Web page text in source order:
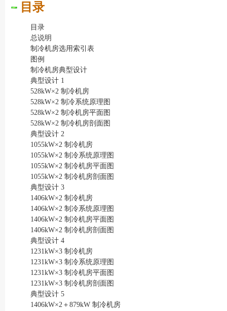
目录
目录
总说明
制冷机房选用索引表
图例
制冷机房典型设计
典型设计 1
528kW×2 制冷机房
528kW×2 制冷系统原理图
528kW×2 制冷机房平面图
528kW×2 制冷机房剖面图
典型设计 2
1055kW×2 制冷机房
1055kW×2 制冷系统原理图
1055kW×2 制冷机房平面图
1055kW×2 制冷机房剖面图
典型设计 3
1406kW×2 制冷机房
1406kW×2 制冷系统原理图
1406kW×2 制冷机房平面图
1406kW×2 制冷机房剖面图
典型设计 4
1231kW×3 制冷机房
1231kW×3 制冷系统原理图
1231kW×3 制冷机房平面图
1231kW×3 制冷机房剖面图
典型设计 5
1406kW×2＋879kW 制冷机房